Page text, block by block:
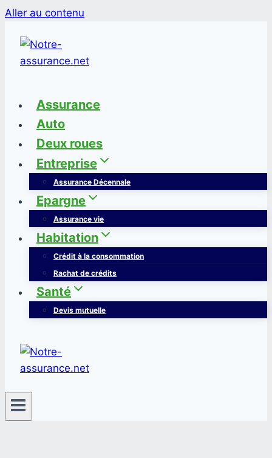
Aller au contenu
Assurance
Auto
Deux roues
Entreprise
Assurance Décennale
Epargne
Assurance vie
Habitation
Crédit à la consommation
Rachat de crédits
Santé
Devis mutuelle